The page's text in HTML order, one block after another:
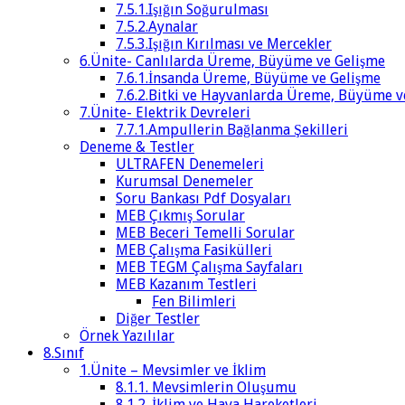
7.5.1.Işığın Soğurulması
7.5.2.Aynalar
7.5.3.Işığın Kırılması ve Mercekler
6.Ünite- Canlılarda Üreme, Büyüme ve Gelişme
7.6.1.İnsanda Üreme, Büyüme ve Gelişme
7.6.2.Bitki ve Hayvanlarda Üreme, Büyüme
7.Ünite- Elektrik Devreleri
7.7.1.Ampullerin Bağlanma Şekilleri
Deneme & Testler
ULTRAFEN Denemeleri
Kurumsal Denemeler
Soru Bankası Pdf Dosyaları
MEB Çıkmış Sorular
MEB Beceri Temelli Sorular
MEB Çalışma Fasikülleri
MEB TEGM Çalışma Sayfaları
MEB Kazanım Testleri
Fen Bilimleri
Diğer Testler
Örnek Yazılılar
8.Sınıf
1.Ünite – Mevsimler ve İklim
8.1.1. Mevsimlerin Oluşumu